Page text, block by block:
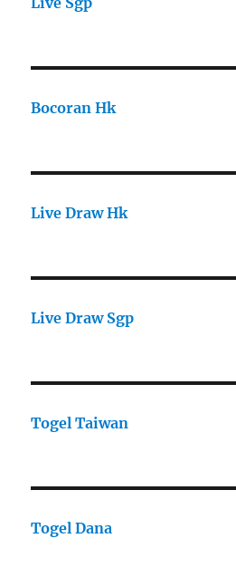
Bocoran Hk
Live Draw Hk
Live Draw Sgp
Togel Taiwan
Togel Dana